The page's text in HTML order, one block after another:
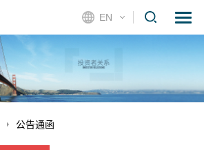
EN
公告通函